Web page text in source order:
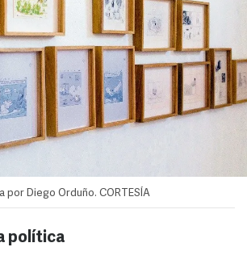
por Diego Orduño. CORTESÍA
política